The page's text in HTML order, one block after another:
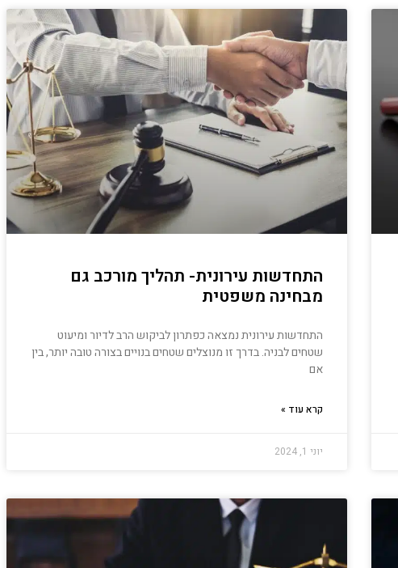
התחדשות עירונית- תהליך מורכב גם
מבחינה משפטית
התחדשות עירונית נמצאה כפתרון לביקוש הרב לדיור ומיעוט
שטחים לבניה. בדרך זו מנוצלים שטחים בנויים בצורה טובה יותר, בין
אם
קרא עוד »
יוני 1, 2024